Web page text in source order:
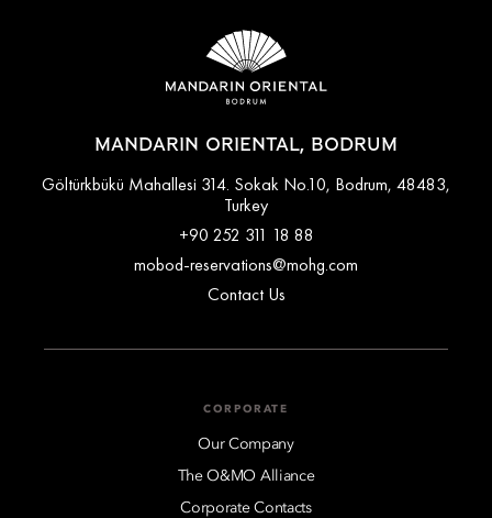
MANDARIN ORIENTAL, BODRUM
Göltürkbükü Mahallesi 314. Sokak No.10, Bodrum, 48483,
Turkey
+90 252 311 18 88
mobod-reservations@mohg.com
Contact Us
CORPORATE
Our Company
The O&MO Alliance
Corporate Contacts